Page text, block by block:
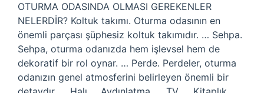
OTURMA ODASINDA OLMASI GEREKENLER
NELERDİR? Koltuk takımı. Oturma odasının en
önemli parçası şüphesiz koltuk takımıdır. … Sehpa.
Sehpa, oturma odanızda hem işlevsel hem de
dekoratif bir rol oynar. … Perde. Perdeler, oturma
odanızın genel atmosferini belirleyen önemli bir